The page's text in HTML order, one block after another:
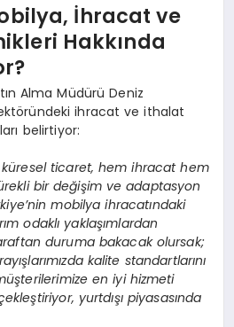
İhracat ve
Hakkında
Alma Müdürü Deniz
ihracat ve ithalat
belirtiyor:
küresel ticaret, hem ihracat hem
bir değişim ve adaptasyon
mobilya ihracatındaki
odaklı yaklaşımlardan
duruma bakacak olursak;
kalite standartlarını
en iyi hizmeti
yurtdışı piyasasında